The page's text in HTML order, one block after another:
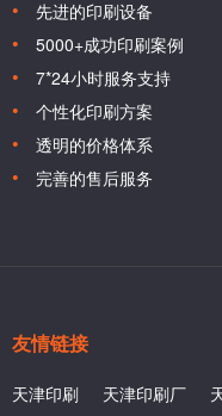
先进的印刷设备
5000+成功印刷案例
7*24小时服务支持
个性化印刷方案
透明的价格体系
完善的售后服务
友情链接
天津印刷 天津印刷厂